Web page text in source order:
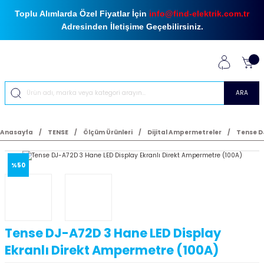
Toplu Alımlarda Özel Fiyatlar İçin info@find-elektrik.com.tr
Adresinden İletişime Geçebilirsiniz.
ARA
Anasayfa TENSE Ölçüm Ürünleri Dijital Ampermetreler Tense
%50
Tense DJ-A72D 3 Hane LED Display
Ekranlı Direkt Ampermetre (100A)